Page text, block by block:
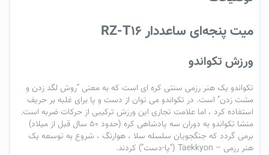
میت پنجه‌ای ساعددار RZ-T16
ورزش تکواندو
تکواندو یک هنر رزمی سنتی کره ای است که به معنی “روش لگد زدن و
مشت زدن” است. در تکواندو می توان از دست و پا برای غلبه بر حریف
استفاده کرد ، اما علامت تجاری این ورزش ترکیبی از حرکات ضربه است.
منشا تکواندو
به دوران سه پادشاهی کره (حدود 50 سال قبل از میلاد)
برمی گردد که جنگجویان سلسله سلا ، هوارنگ ، شروع به توسعه یک
هنر رزمی – Taekkyon (“پا-دست”) کردند.